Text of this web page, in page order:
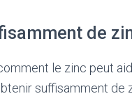
de
le zinc peut
suffisamment de